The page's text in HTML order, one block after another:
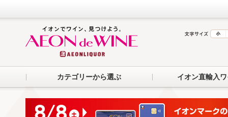
カテゴリーから選ぶ イオン直輸入